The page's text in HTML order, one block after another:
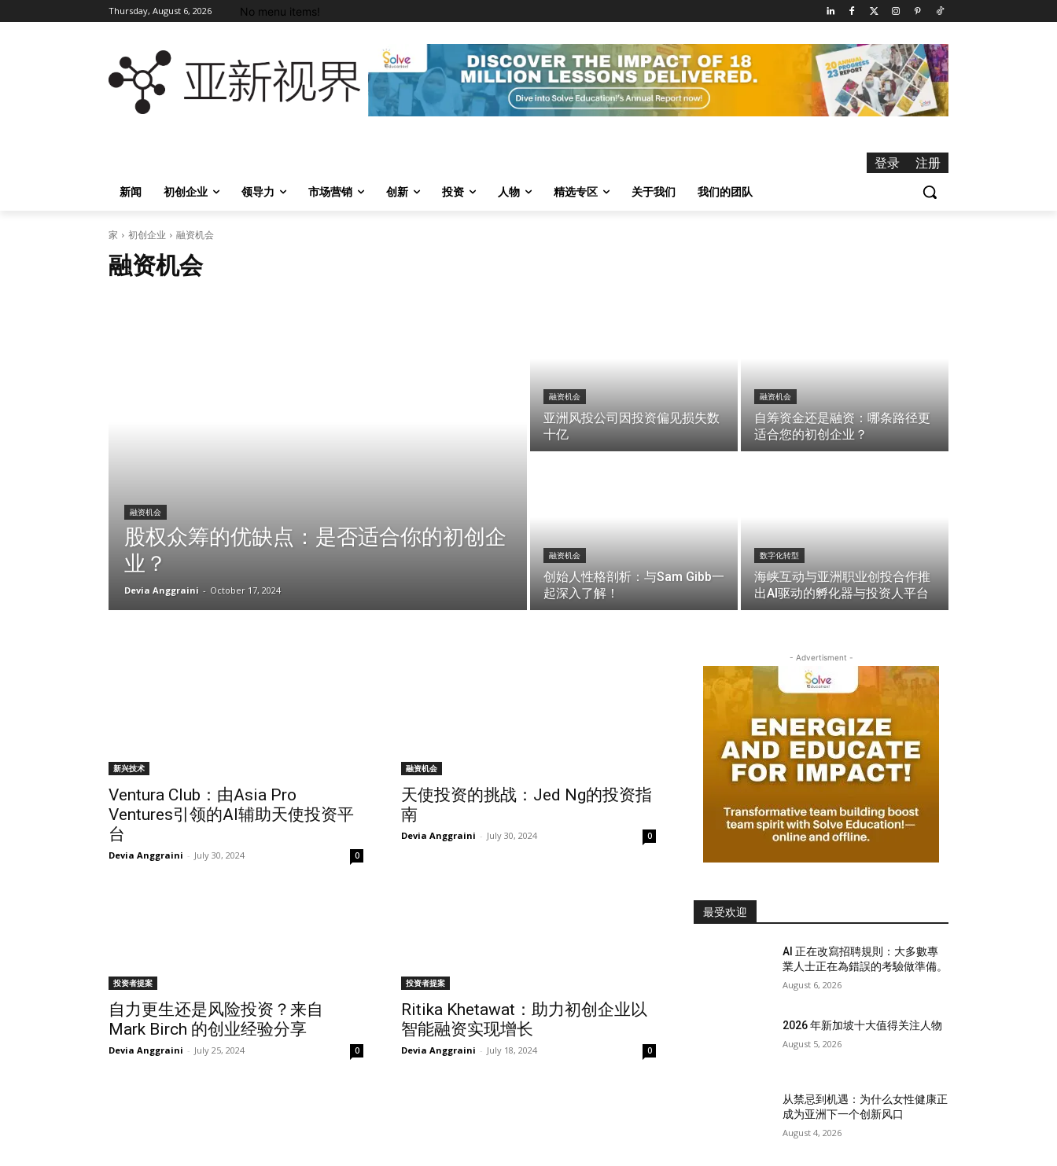
Thursday, August 6, 2026 No menu items!
登录
注册
新闻
初创企业 领导力 市场营销 创新 投资 人物 精选专区 关于我们 我们的团队
家 初创企业 融资机会
融资机会
融资机会
股权众筹的优缺点：是否适合你的初创企
业？
Devia Anggraini - October 17, 2024
融资机会
亚洲风投公司因投资偏见损失数
十亿
融资机会
自筹资金还是融资：哪条路径更
适合您的初创企业？
融资机会
创始人性格剖析：与Sam Gibb一
起深入了解！
数字化转型
海峡互动与亚洲职业创投合作推
出AI驱动的孵化器与投资人平台
新兴技术
Ventura Club：由Asia Pro
Ventures引领的AI辅助天使投资平
台
Devia Anggraini - July 30, 2024 0
融资机会
天使投资的挑战：Jed Ng的投资指
南
Devia Anggraini - July 30, 2024 0
投资者提案
自力更生还是风险投资？来自
Mark Birch 的创业经验分享
Devia Anggraini - July 25, 2024 0
投资者提案
Ritika Khetawat：助力初创企业以
智能融资实现增长
Devia Anggraini - July 18, 2024 0
- Advertisment -
最受欢迎
AI 正在改寫招聘規則：大多數專
業人士正在為錯誤的考驗做準備。
August 6, 2026
2026 年新加坡十大值得关注人物
August 5, 2026
从禁忌到机遇：为什么女性健康正
成为亚洲下一个创新风口
August 4, 2026